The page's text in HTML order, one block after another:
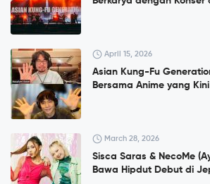
April 15, 2026
Asian Kung-Fu
Bersama Anime yang
March 28, 2026
Sisca Saras & NecoMe
Bawa Hipdut Debut di